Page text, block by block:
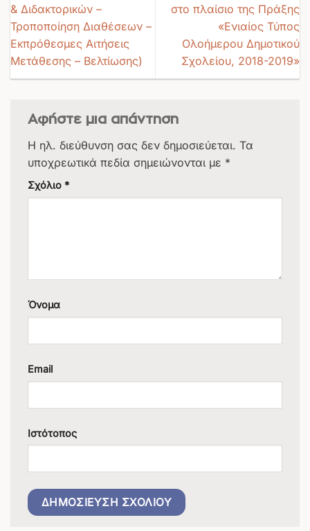
& Διδακτορικών –
Τροποποίηση Διαθέσεων –
Εκπρόθεσμες Αιτήσεις
Μετάθεσης – Βελτίωσης)
στο πλαίσιο της Πράξης
«Ενιαίος Τύπος
Ολοήμερου Δημοτικού
Σχολείου, 2018-2019»
Αφήστε μια απάντηση
Η ηλ. διεύθυνση σας δεν δημοσιεύεται. Τα
υποχρεωτικά πεδία σημειώνονται με *
Σχόλιο *
Όνομα
Email
Ιστότοπος